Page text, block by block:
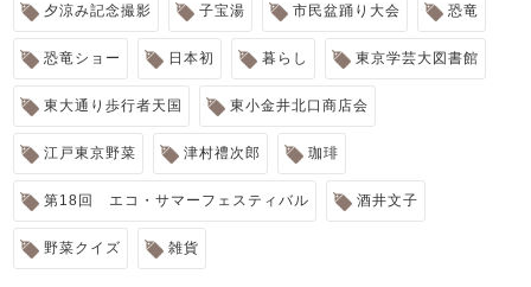
夕涼み記念撮影 子宝湯 市民盆踊り大会 恐竜
恐竜ショー 日本初 暮らし 東京学芸大図書館
東大通り歩行者天国 東小金井北口商店会
江戸東京野菜 津村禮次郎 珈琲
第18回 エコ・サマーフェスティバル 酒井文子
野菜クイズ 雑貨